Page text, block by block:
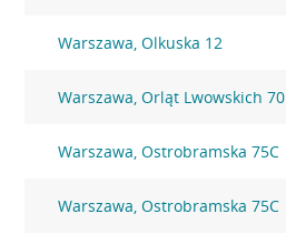
Warszawa, Olkuska 12
Warszawa, Orląt Lwowskich 70
Warszawa, Ostrobramska 75C
Warszawa, Ostrobramska 75C